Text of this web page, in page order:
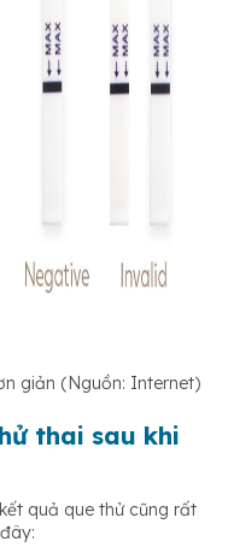
giản (Nguồn: Internet)
thai sau khi
quả que thử cũng rất